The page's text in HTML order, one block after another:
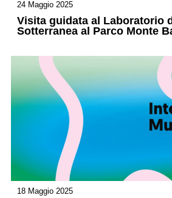
24 Maggio 2025
Visita guidata al Laboratorio
Sotterranea al Parco Monte
18 Maggio 2025